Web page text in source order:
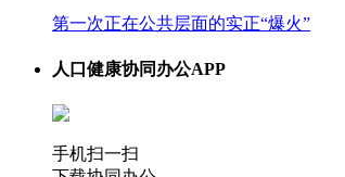
第一次正在公共层面的实正“爆火”
人口健康协同办公APP
手机扫一扫